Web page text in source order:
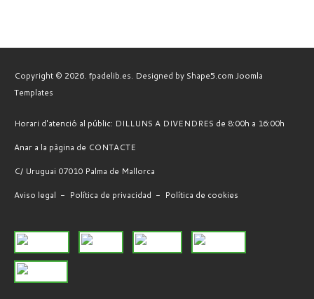
Copyright © 2026. fpadelib.es. Designed by Shape5.com Joomla
Templates
Horari d'atenció al públic: DILLUNS A DIVENDRES de 8:00h a 16:00h
Anar a la pàgina de CONTACTE
C/ Uruguai 07010 Palma de Mallorca
Aviso legal - Política de privacidad - Política de cookies